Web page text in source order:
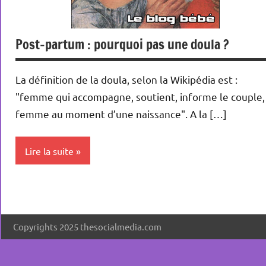
Post-partum : pourquoi pas une doula ?
La définition de la doula, selon la Wikipédia est :
"femme qui accompagne, soutient, informe le
femme au moment d’une naissance". A la […]
Lire la suite
Métiers
Naissance
Copyrights 2025 thesocialmedia.com